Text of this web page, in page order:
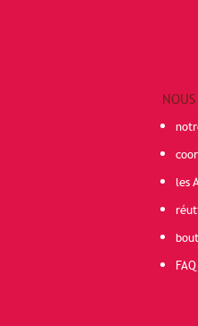
les
FAQ